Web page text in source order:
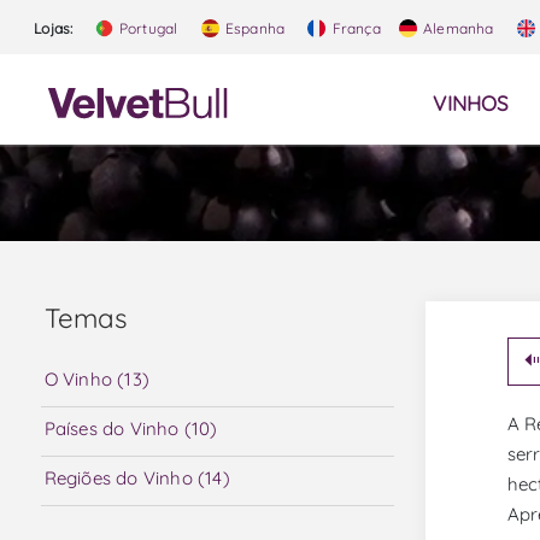
Lojas: Portugal Espanha França Alemanha
VINHOS
A
Temas
O Vinho (13)
Países do Vinho (10)
Regiões do Vinho (14)